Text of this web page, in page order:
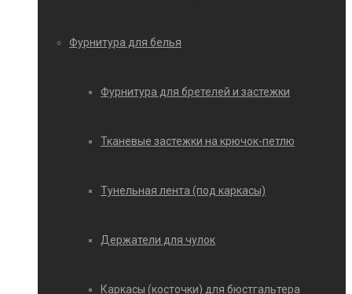
Фурнитура для белья
Фурнитура для бретелей и застежки
Тканевые застежки на крючок-петлю
Тунельная лента (под каркасы)
Держатели для чулок
Каркасы (косточки) для бюстгальтера